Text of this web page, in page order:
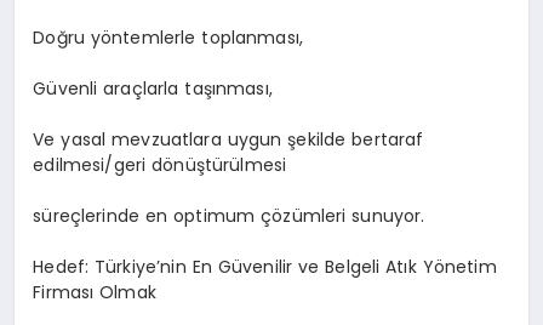
Doğru yöntemlerle toplanması,
Güvenli araçlarla taşınması,
Ve yasal mevzuatlara uygun şekilde bertaraf
edilmesi/geri dönüştürülmesi
süreçlerinde en optimum çözümleri sunuyor.
Hedef: Türkiye’nin En Güvenilir ve Belgeli Atık Yönetim
Firması Olmak